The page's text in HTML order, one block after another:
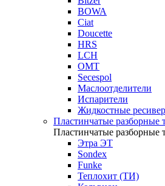
BOWA
Ciat
Doucette
HRS
LCH
OMT
Secespol
Маслоотделители
Испарители
Жидкостные
Пластинчатые разборные
Пластинчатые разборные
Этра ЭТ
Sondex
Funke
Теплохит (ТИ)